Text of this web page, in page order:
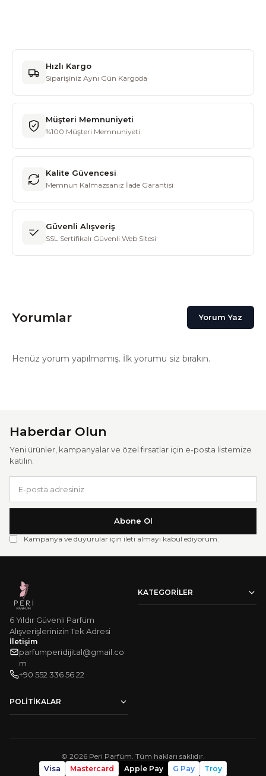
Hızlı Kargo
Siparişiniz Aynı Gün Kargoda
Müşteri Memnuniyeti
%100 Müşteri Memnuniyeti
Kalite Güvencesi
Memnun Kalmazsanız İade Garantisi
Güvenli Alışveriş
SSL Sertifikalı Güvenli Web Sitesi
Yorumlar Yorum Yaz
Henüz yorum yapılmamış. İlk yorumu siz bırakın.
Haberdar Olun
Yeni ürünler, kampanyalar ve özel fırsatlar için e-posta listemize
katılın.
Abone Ol
Kampanya ve duyurular için ileti almayı kabul ediyorum.
6 Yıldır Güvenli Parfüm
Alışverişlerinizin Tek Adresi
İletişim
parfumperidijital@gmail.co
m
‪+90 552 336 56 22‬
KATEGORILER
POLITIKALAR
Mesafeli Satış Sözleşmesi
Sipariş Takip © 2026 Peri Parfüm. Tüm hakları saklıdır.
Visa
Mastercard Apple Pay G Pay Troy